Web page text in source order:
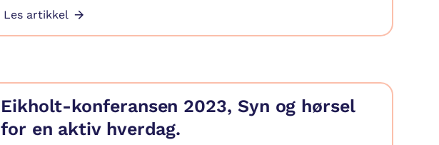
Les artikkel
Eikholt-konferansen 2023, Syn og hørsel
for en aktiv hverdag.